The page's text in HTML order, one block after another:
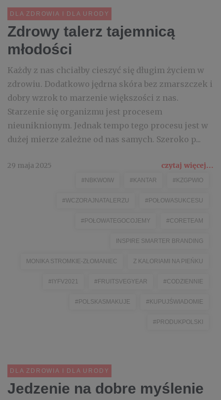
DLA ZDROWIA I DLA URODY
Zdrowy talerz tajemnicą
młodości
Każdy z nas chciałby cieszyć się długim życiem w
zdrowiu. Dodatkowo jędrna skóra bez zmarszczek i
dobry wzrok to marzenie większości z nas.
Starzenie się organizmu jest procesem
nieuniknionym. Jednak tempo tego procesu jest w
dużej mierze zależne od nas samych. Szeroko p...
29 maja 2025 czytaj więcej...
#NBKWOIW #KANTAR #KZGPWIO
#WCZORAJNATALERZU #POŁOWASUKCESU
#POŁOWATEGOCOJEMY #CORETEAM
INSPIRE SMARTER BRANDING
MONIKA STROMKIE-ZŁOMANIEC Z KALORIAMI NA PIEŃKU
#IYFV2021 #FRUITSVEGYEAR #CODZIENNIE
#POLSKASMAKUJE #KUPUJŚWIADOMIE
#PRODUKPOLSKI
DLA ZDROWIA I DLA URODY
Jedzenie na dobre myślenie